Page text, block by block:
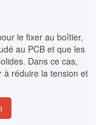
le fixer au boîtier,
au PCB et que les
Dans ce cas,
à réduire la tension et